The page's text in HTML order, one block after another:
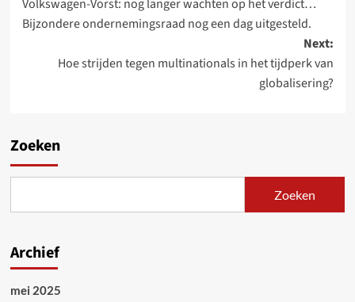
navigation
Volkswagen-Vorst: nog langer wachten op het verdict…
Bijzondere ondernemingsraad nog een dag uitgesteld.
Next:
Hoe strijden tegen multinationals in het tijdperk van
globalisering?
Zoeken
Zoeken
Archief
mei 2025